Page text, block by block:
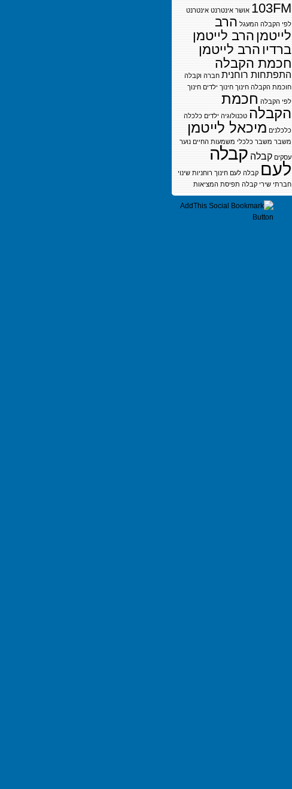
103FM אושר אינטרנט אינטרנט
לפי הקבלה המעגל הרב
לייטמן הרב לייטמן
ברדיו הרב לייטמן
חכמת הקבלה
התפתחות רוחנית חברה וקבלה
חוכמת הקבלה חינוך חינוך ילדים חינוך
לפי הקבלה חכמת
הקבלה טכנולוגיה ילדים כלכלה
כלכלנים מיכאל לייטמן
משבר משבר כלכלי משמעות החיים נוער
עסקים קבלה קבלה
לעם קבלה לעם חינוך רוחניות שינוי
חברתי שירי קבלה תפיסת המציאות